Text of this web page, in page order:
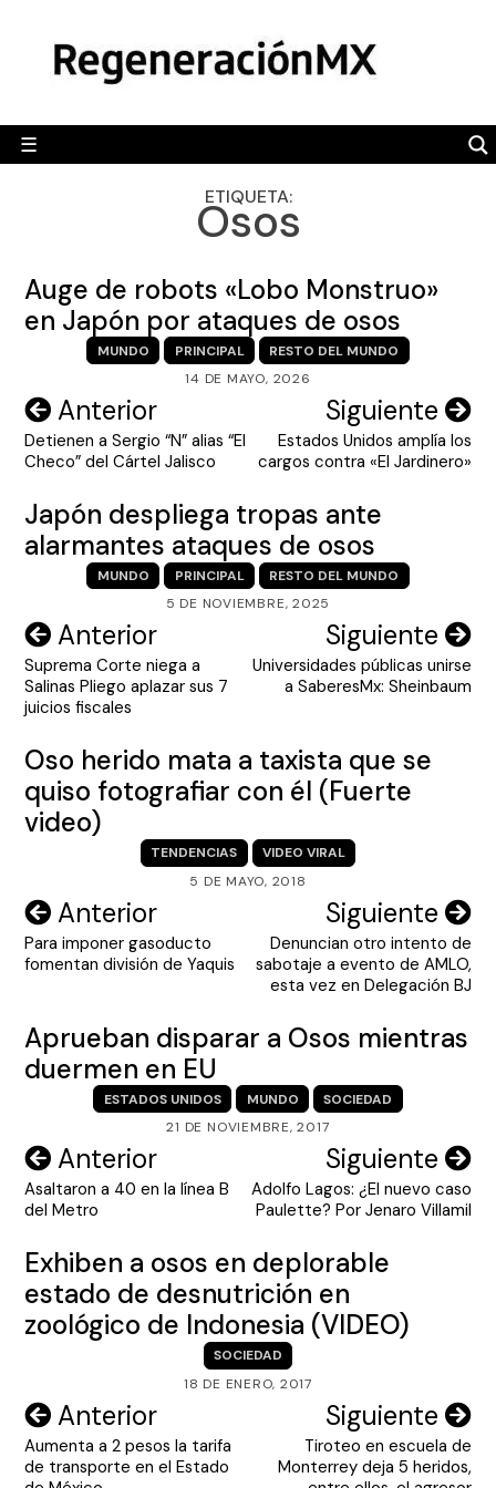
content
☰
POLÍTICA
CAMALEÓN
OPINIÓN
ENGLISH SECTION
VIDEOS
ETIQUETA:
Osos
Auge de robots «Lobo Monstruo»
en Japón por ataques de osos
MUNDO PRINCIPAL
RESTO DEL MUNDO
14 DE MAYO, 2026
Navegación
de
Anterior
Detienen a Sergio “N” alias “El
Checo” del Cártel Jalisco
Siguiente
Estados Unidos amplía los
cargos contra «El Jardinero»
Japón despliega tropas ante
alarmantes ataques de osos
MUNDO PRINCIPAL
RESTO DEL MUNDO
5 DE NOVIEMBRE, 2025
Navegación
de
entradas
Anterior
Suprema Corte niega a
Salinas Pliego aplazar sus 7
juicios fiscales
Siguiente
Universidades públicas unirse
a SaberesMx: Sheinbaum
Oso herido mata a taxista que se
quiso fotografiar con él (Fuerte
video)
TENDENCIAS
VIDEO VIRAL
5 DE MAYO, 2018
Navegación
de
Anterior
Para imponer gasoducto
fomentan división de Yaquis
Siguiente
Denuncian otro intento de
sabotaje a evento de AMLO,
esta vez en Delegación BJ
Aprueban disparar a Osos mientras
duermen en EU
ESTADOS UNIDOS MUNDO
SOCIEDAD
21 DE NOVIEMBRE, 2017
Navegación
de
Anterior
Asaltaron a 40 en la línea B
del Metro
Siguiente
Adolfo Lagos: ¿El nuevo caso
Paulette? Por Jenaro Villamil
Exhiben a osos en deplorable
estado de desnutrición en
zoológico de Indonesia (VIDEO)
SOCIEDAD
18 DE ENERO, 2017
Navegación
de
Anterior
Aumenta a 2 pesos la tarifa
de transporte en el Estado
Siguiente
Tiroteo en escuela de
Monterrey deja 5 heridos,